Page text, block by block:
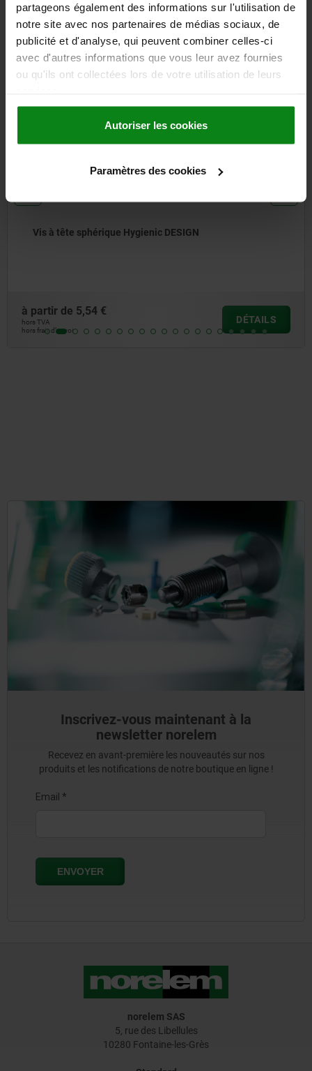
partageons également des informations sur l'utilisation de
notre site avec nos partenaires de médias sociaux, de
publicité et d'analyse, qui peuvent combiner celles-ci
avec d'autres informations que vous leur avez fournies
ou qu'ils ont collectées lors de votre utilisation de leurs
Autoriser les cookies
Paramètres des cookies
D'autres clients ont
également acheté
NOUVEAU
Hygienic DESIGN
à partir de
hors TVA
hors frais d’envoi
Inscrivez-vous maintenant à la
newsletter norelem
Recevez en avant-première les nouveautés sur nos
produits et les notifications de notre boutique en ligne !
norelem SAS
5, rue des Libellules
10280 Fontaine-les-Grès